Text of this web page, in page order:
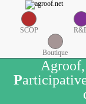
SCOP
Boutique
Agroof,
P